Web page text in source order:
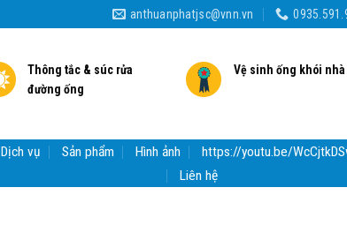
anthuanphatjsc@vnn.vn
Thông tắc & súc rửa
đường ống
Vệ sinh ống khói nhà
Dịch vụ Sản phẩm Hình ảnh https://youtu.be/
Liên hệ